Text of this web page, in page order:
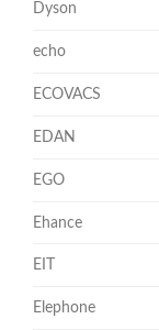
Dyson
echo
ECOVACS
EDAN
EGO
Ehance
EIT
Elephone